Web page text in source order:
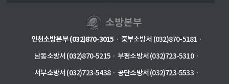
인천소방본부 (032)870-3015
중부소방서 (032)870-5181
남동소방서 (032)870-5215
부평소방서 (032)723-5310
서부소방서 (032)723-5438
공단소방서 (032)723-5533